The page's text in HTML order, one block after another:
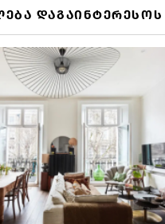
ᲓᲐᲒᲐᲘᲜᲢᲔᲠᲔᲡᲝᲡ